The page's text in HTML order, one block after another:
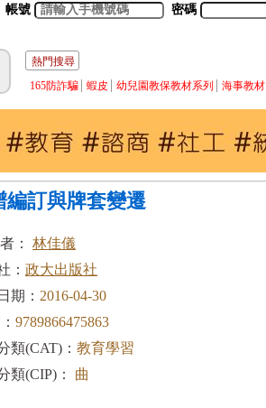
帳號 密碼
熱門搜尋
165防詐騙
蝦皮 幼兒園教保教材系列 海事教材
編訂與牌套變遷
： 林佳儀
： 政大出版社
期： 2016-04-30
9789866475863
類(CAT)： 教育學習
類(CIP)：
曲